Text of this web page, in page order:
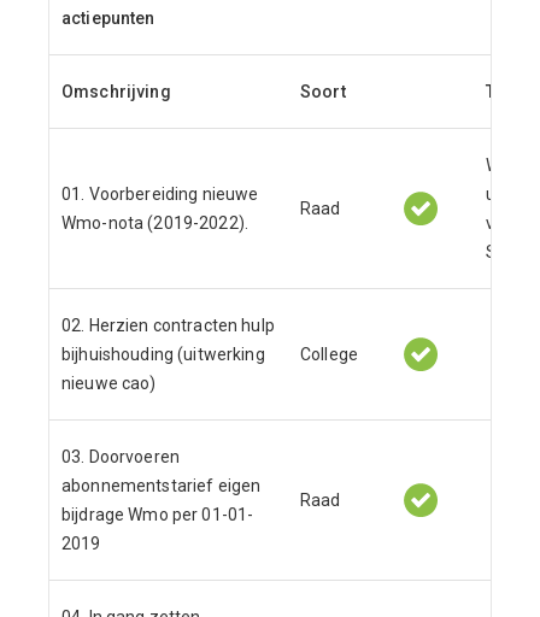
actiepunten
Omschrijving Soort
01. Voorbereiding nieuwe
Wmo-nota (2019-2022).
Raad
Wmo
uit
02. Herzien contracten hulp
bijhuishouding (uitwerking
nieuwe cao)
College
03. Doorvoeren
abonnementstarief eigen
bijdrage Wmo per 01-01-
2019
Raad